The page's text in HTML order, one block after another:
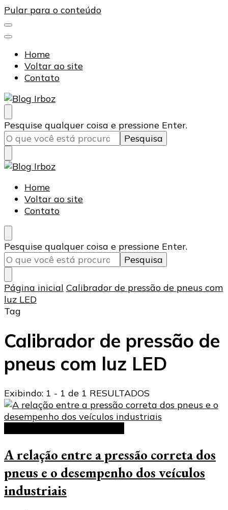
Pular para o conteúdo
Home
Voltar ao site
Contato
Blog Irboz
Blog de Lubrificação Industrial
Procurando
algo?
Pesquise qualquer coisa e pressione Enter.
Blog Irboz
Blog de Lubrificação Industrial
Home
Voltar ao site
Contato
Procurando
algo?
Pesquise qualquer coisa e pressione Enter.
Página inicial Calibrador de pressão de pneus com
luz LED
Tag
Calibrador de pressão de
pneus com luz LED
Exibindo: 1 - 1 de 1 RESULTADOS
A relação entre a pressão correta dos
pneus e o desempenho dos veículos
industriais